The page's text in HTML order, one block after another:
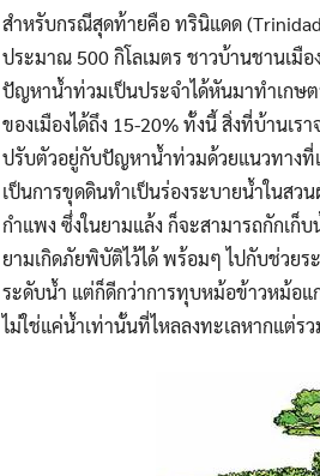
สำหรับกรณีสุดท้ายคือ ทรินิแดด
ประมาณ 500 กิโลเมตร ชาวบ้านชานเ
ปัญหาน้ำท่วมเป็นประจำได้หันมาทำเกษต
ของเมืองได้ถึง 15-20% ทั้งนี้ สิ่งที่บ้านเ
ปรับตัวอยู่กับปัญหาน้ำท่วมด้วยแนวทางที่
เป็นการขุดดินทำเป็นร่องระบายน้ำในส
กำแพง ซึ่งในยามแล้ง ก็จะสามารถกักเก็
ยามเกิดภัยพิบัติไว้ได้ พร้อมๆ ไปกับช่วยร
ระดับน้ำ แต่ก็ดีกว่าการทุบหม้อข้าวหม้อ
ไม่ใช่แค่น้ำเท่านั้นที่ไหลลงทะเลหากแต่ร